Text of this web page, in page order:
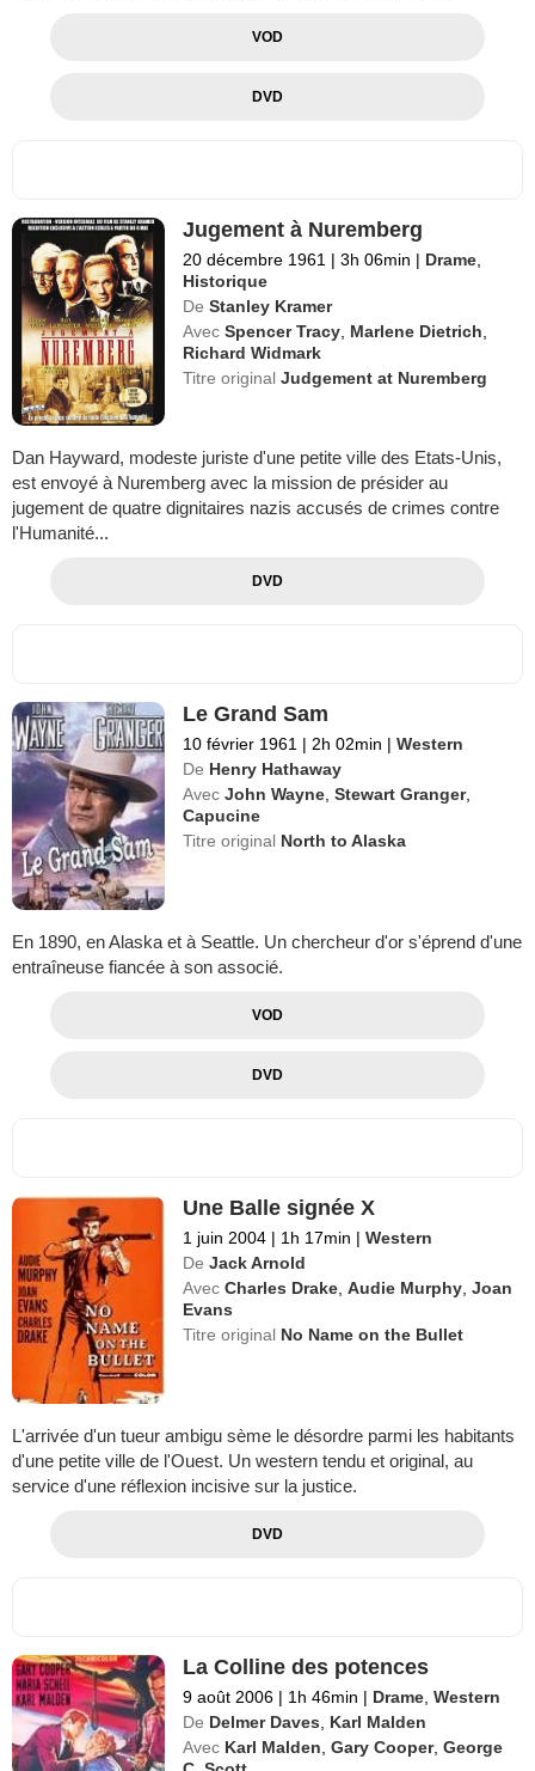
VOD
DVD
Jugement à Nuremberg
20 décembre 1961 | 3h 06min | Drame
Historique
De Stanley Kramer
Avec Spencer Tracy Marlene Dietrich
Richard Widmark
Titre originalJudgement at Nuremberg
Dan Hayward, modeste juriste d'une petite ville des Etats-Unis,
est envoyé à Nuremberg avec la mission de présider au
jugement de quatre dignitaires nazis accusés de crimes contre
l'Humanité...
DVD
Le Grand Sam
10 février 1961 | 2h 02min | Western
De Henry Hathaway
Avec John Wayne ,Stewart Granger,
Capucine
Titre original North to Alaska
En 1890, en Alaska et à Seattle. Un chercheur d'or s'éprend d'une
entraîneuse fiancée à son associé.
VOD
DVD
Une Balle signée X
1 juin 2004 | 1h 17min | Western
De Jack Arnold
Avec Charles Drake ,Audie Murphy ,Joan
Evans
Titre original No Name on the Bullet
L'arrivée d'un tueur ambigu sème le désordre parmi les habitants
d'une petite ville de l'Ouest. Un western tendu et original, au
service d'une réflexion incisive sur la justice.
DVD
La Colline des potences
9 août 2006 | 1h 46min | Drame ,Western
De Delmer Daves
Karl Malden
Avec Karl Malden ,Gary Cooper,George